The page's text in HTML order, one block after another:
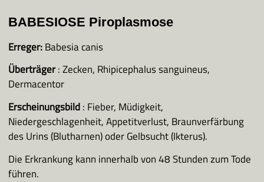
BABESIOSE Piroplasmose
Erreger:Babesia canis
Überträger: Zecken, Rhipicephalus sanguineus,
Dermacentor
Erscheinungsbild: Fieber, Müdigkeit,
Niedergeschlagenheit, Appetitverlust, Braunverfärbung
des Urins (Blutharnen) oder Gelbsucht (Ikterus).
Die Erkrankung kann innerhalb von 48 Stunden zum Tode
führen.